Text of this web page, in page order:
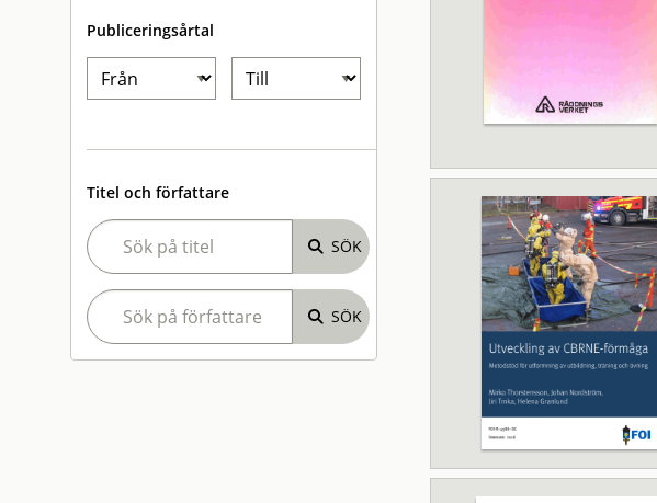
Publiceringsårtal
Titel och författare